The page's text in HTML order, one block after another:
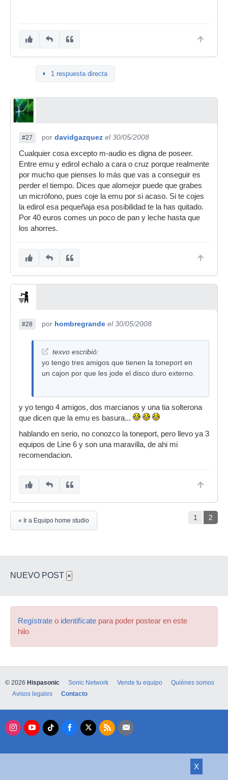
1 respuesta directa
#27 por davidgazquez el 30/05/2008
Cualquier cosa excepto m-audio es digna de poseer.
Entre emu y edirol echalo a cara o cruz porque realmente
por mucho que pienses lo más que vas a conseguir es
perder el tiempo. Dices que alomejor puede que grabes
un micrófono, pues coje la emu por si acaso. Si te cojes
la edirol esa pequeñaja esa posibilidad te la has quitado.
Por 40 euros comes un poco de pan y leche hasta que
los ahorres.
#28 por hombregrande el 30/05/2008
texvo escribió:
yo tengo tres amigos que tienen la toneport en
un cajon por que les jode el disco duro externo.
y yo tengo 4 amigos, dos marcianos y una tia solterona
que dicen que la emu es basura...
hablando en serio, no conozco la toneport, pero llevo ya 3
equipos de Line 6 y son una maravilla, de ahi mi
recomendacion.
1 2
« Ir a Equipo home studio
NUEVO POST ×
Regístrate o identifícate para poder postear en este
hilo
X
© 2026 Hispasonic Sonic Network Vende tu equipo
Quiénes somos
Avisos legales
Contacto